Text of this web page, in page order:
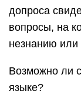
допроса
вопросы, на
незнанию или
Возможно ли
языке?